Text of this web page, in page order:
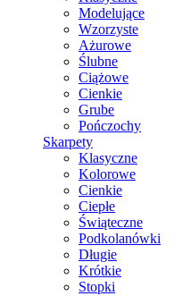
Modelujące
Wzorzyste
Ażurowe
Ślubne
Ciążowe
Cienkie
Grube
Pończochy
Skarpety
Klasyczne
Kolorowe
Cienkie
Ciepłe
Świąteczne
Podkolanówki
Długie
Krótkie
Stopki